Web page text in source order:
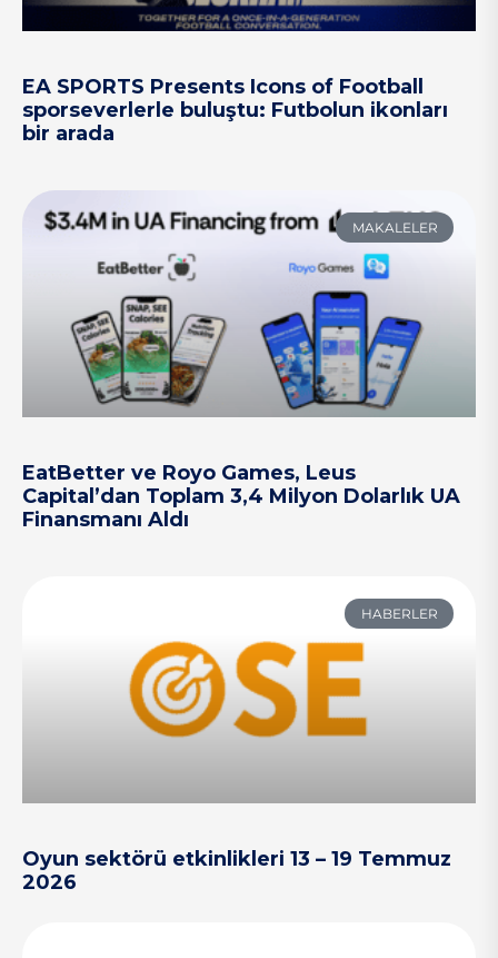
EA SPORTS Presents Icons of Football
sporseverlerle buluştu: Futbolun ikonları
bir arada
MAKALELER
EatBetter ve Royo Games, Leus
Capital’dan Toplam 3,4 Milyon Dolarlık UA
Finansmanı Aldı
HABERLER
Oyun sektörü etkinlikleri 13 – 19 Temmuz
2026